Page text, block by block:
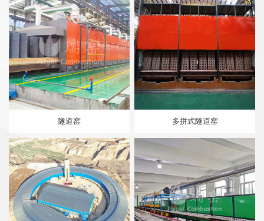
隧道窑 多拼式隧道窑